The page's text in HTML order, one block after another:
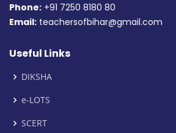
Phone: +91 7250 8180 80
Email: teachersofbihar@gmail.com
Useful Links
DIKSHA
e-LOTS
SCERT